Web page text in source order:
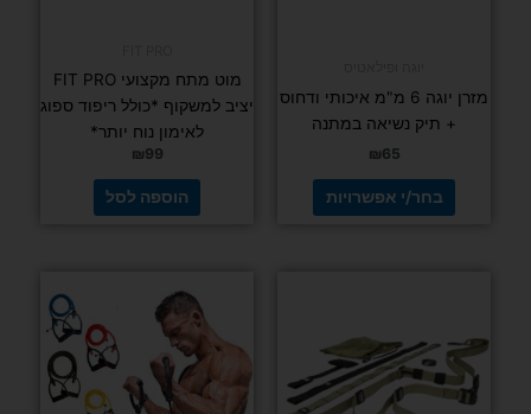
מזרן יוגה 6
מ"מ איכותי
נשיאה
במתנה
מוט מתח מקצועי FIT PRO יציב למשקוף *כולל
ריפוד ספוג לאימון נוח יותר*
הוספה לסל
למוצר
זה